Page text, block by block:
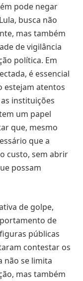
pode negar
busca não
mas também
de vigilância
política. Em
é essencial
estejam atentos
instituições
um papel
que, mesmo
que a
custo, sem abrir
possam
de golpe,
de
públicas
contestar os
não se limita
mas também